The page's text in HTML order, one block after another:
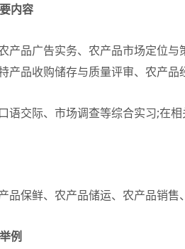
内容
品广告实务、农产品市场定位与
产品收购储存与质量评审、农产品
交际、市场调查等综合实习;在相
保鲜、农产品储运、农产品销售
例